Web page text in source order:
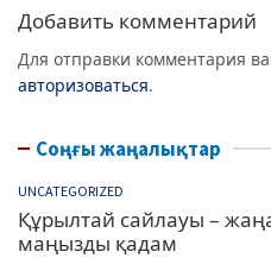
Добавить комментарий
Для отправки комментария
авторизоваться.
Соңғы жаңалықтар
UNCATEGORIZED
Құрылтай сайлауы –
маңызды қадам